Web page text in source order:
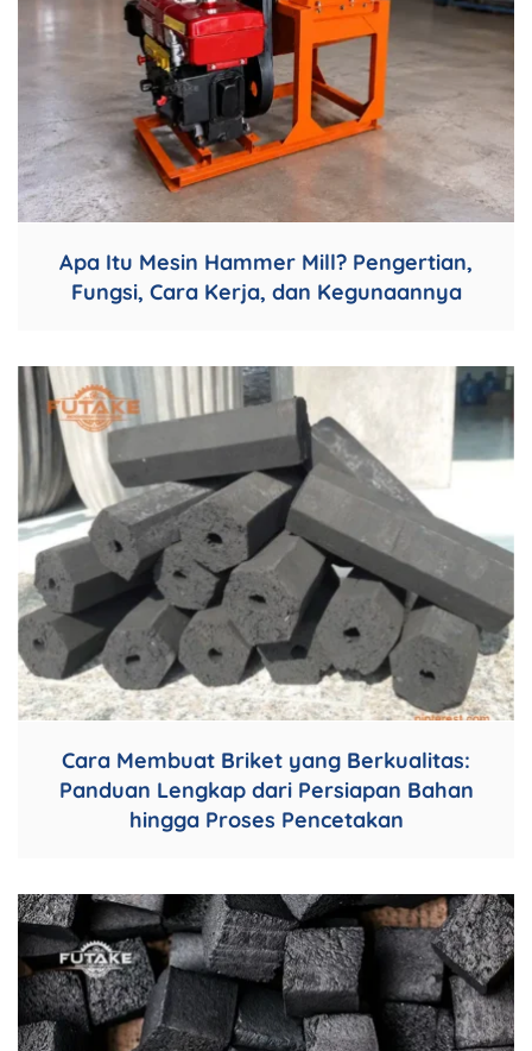
Apa Itu Mesin Hammer Mill? Pengertian,
Fungsi, Cara Kerja, dan Kegunaannya
Cara Membuat Briket yang Berkualitas:
Panduan Lengkap dari Persiapan Bahan
hingga Proses Pencetakan